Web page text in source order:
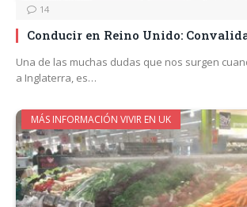
14
Conducir en Reino Unido:
Una de las muchas dudas que nos surgen
a Inglaterra, es…
MÁS INFORMACIÓN VIVIR EN UK